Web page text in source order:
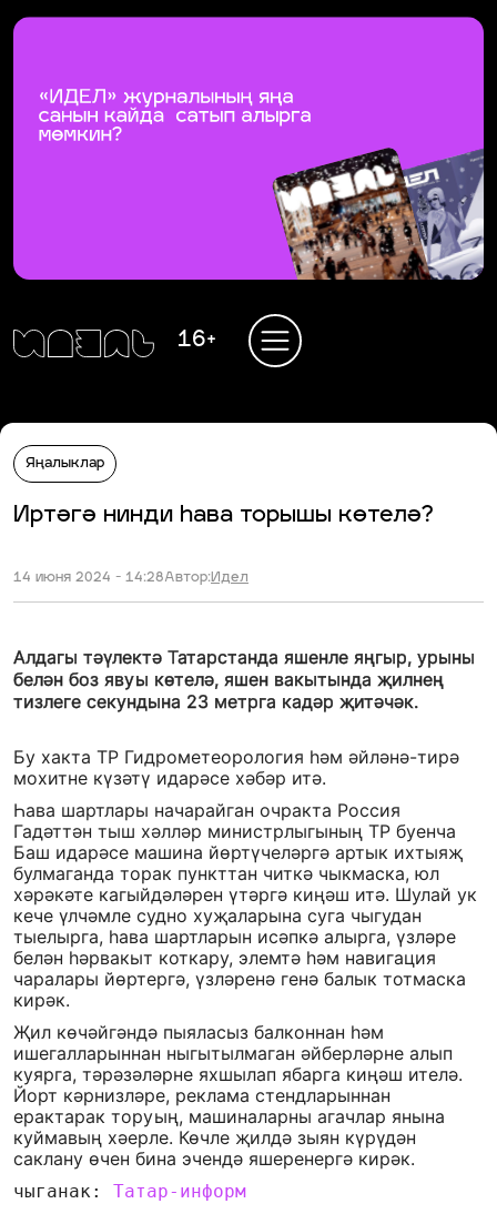
16+
Яңалыклар
Иртәгә нинди һава торышы көтелә?
14 июня 2024 - 14:28Автор:Идел
Алдагы тәүлектә Татарстанда яшенле яңгыр, урыны
белән боз явуы көтелә, яшен вакытында җилнең
тизлеге секундына 23 метрга кадәр җитәчәк.
Бу хакта ТР Гидрометеорология һәм әйләнә-тирә
мохитне күзәтү идарәсе хәбәр итә.
Һава шартлары начарайган очракта Россия
Гадәттән тыш хәлләр министрлыгының ТР буенча
Баш идарәсе машина йөртүчеләргә артык ихтыяҗ
булмаганда торак пункттан читкә чыкмаска, юл
хәрәкәте кагыйдәләрен үтәргә киңәш итә. Шулай ук
кече үлчәмле судно хуҗаларына суга чыгудан
тыелырга, һава шартларын исәпкә алырга, үзләре
белән һәрвакыт коткару, элемтә һәм навигация
чаралары йөртергә, үзләренә генә балык тотмаска
кирәк.
Җил көчәйгәндә пыяласыз балконнан һәм
ишегалларыннан ныгытылмаган әйберләрне алып
куярга, тәрәзәләрне яхшылап ябарга киңәш ителә.
Йорт кәрнизләре, реклама стендларыннан
ерактарак торуың, машиналарны агачлар янына
куймавың хәерле. Көчле җилдә зыян күрүдән
саклану өчен бина эчендә яшеренергә кирәк.
чыганак: Татар-информ